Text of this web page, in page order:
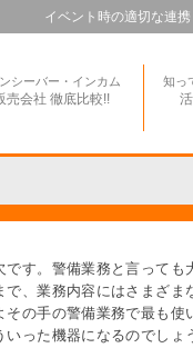
シーバー・インカム
売会社 徹底比較!!
知っ
イベント時の適切な連
です。警備業務と言っても
で、業務内容にはさまざま
その手の警備業務で最も使
いった機器になるのでし